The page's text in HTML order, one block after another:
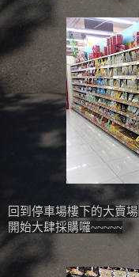
回到停車場樓下的大賣場
開始大肆採購囉~~~~~